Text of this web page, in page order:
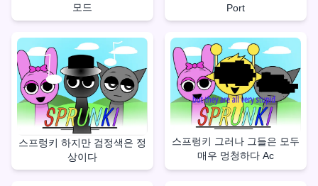
모드
Port
스프렁키 하지만 검정색은 정
상이다
스프렁키 그러나 그들은 모두
매우 멍청하다 Ac